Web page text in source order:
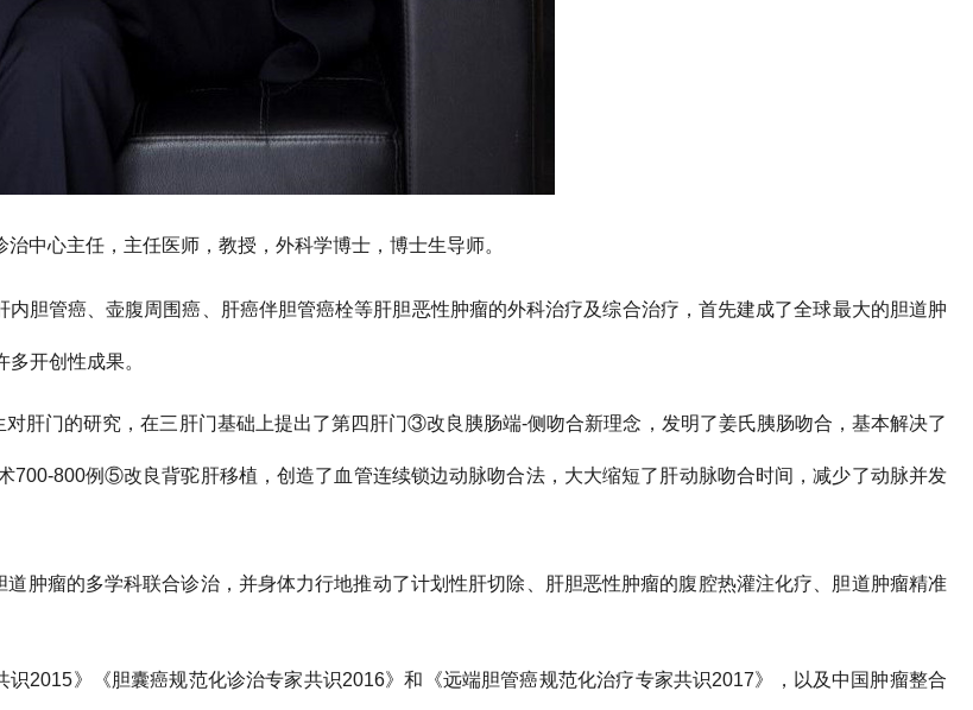
中心主任，主任医师，教授，外科学博士，博士生导师。
胆管癌、壶腹周围癌、肝癌伴胆管癌栓等肝胆恶性肿瘤的外科治疗及综合治疗，首先建成了全球最大的胆道肿
开创性成果。
对肝门的研究，在三肝门基础上提出了第四肝门③改良胰肠端-侧吻合新理念，发明了姜氏胰肠吻合，基本解决了
700-800例⑤改良背驼肝移植，创造了血管连续锁边动脉吻合法，大大缩短了肝动脉吻合时间，减少了动脉并发
肿瘤的多学科联合诊治，并身体力行地推动了计划性肝切除、肝胆恶性肿瘤的腹腔热灌注化疗、胆道肿瘤精准
识2015》《胆囊癌规范化诊治专家共识2016》和《远端胆管癌规范化治疗专家共识2017》，以及中国肿瘤整合